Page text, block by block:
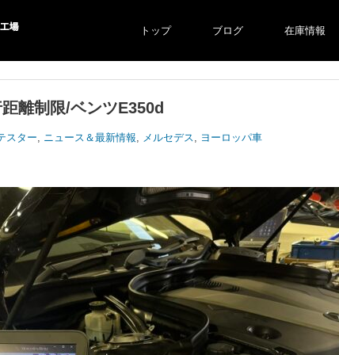
場
トップ ブログ 在庫情報
離制限/ベンツE350d
スター, ニュース＆最新情報, メルセデス, ヨーロッパ車